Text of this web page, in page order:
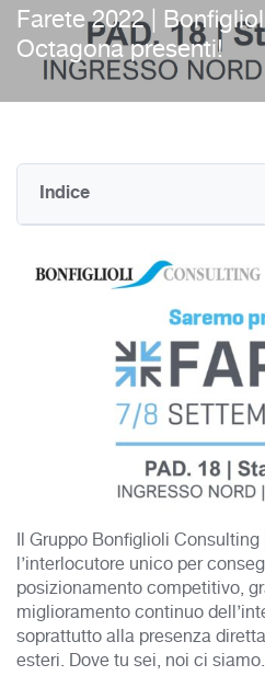
Farete 2022 |
Octagona presenti!
Indice
Il Gruppo Bonfiglioli
l’interlocutore unico per
posizionamento competitivo,
miglioramento continuo
soprattutto alla presenza
esteri. Dove tu sei, noi ci siamo.